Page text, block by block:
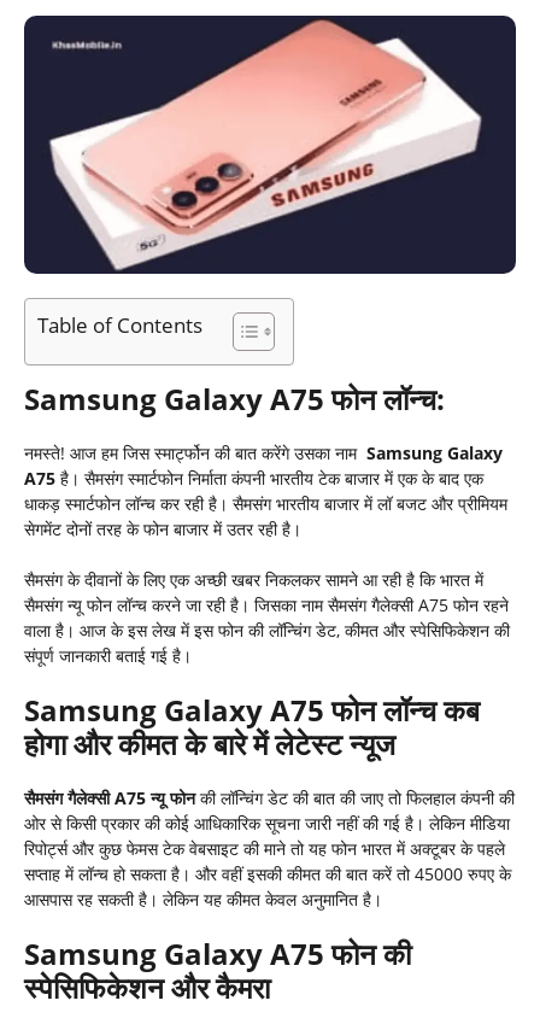
Table of Contents
Samsung Galaxy A75 फोन लॉन्च:
नमस्ते! आज हम जिस स्मार्ट्फोन की बात करेंगे उसका नाम Samsung Galaxy
A75 है। सैमसंग स्मार्टफोन निर्माता कंपनी भारतीय टेक बाजार में एक के बाद एक
धाकड़ स्मार्टफोन लॉन्च कर रही है। सैमसंग भारतीय बाजार में लॉ बजट और प्रीमियम
सेगमेंट दोनों तरह के फोन बाजार में उतर रही है।
सैमसंग के दीवानों के लिए एक अच्छी खबर निकलकर सामने आ रही है कि भारत में
सैमसंग न्यू फोन लॉन्च करने जा रही है। जिसका नाम सैमसंग गैलेक्सी A75 फोन रहने
वाला है। आज के इस लेख में इस फोन की लॉन्चिंग डेट, कीमत और स्पेसिफिकेशन की
संपूर्ण जानकारी बताई गई है।
Samsung Galaxy A75 फोन लॉन्च कब
होगा और कीमत के बारे में लेटेस्ट न्यूज
सैमसंग गैलेक्सी A75 न्यू फोनकी लॉन्चिंग डेट की बात की जाए तो फिलहाल कंपनी की
ओर से किसी प्रकार की कोई आधिकारिक सूचना जारी नहीं की गई है। लेकिन मीडिया
रिपोर्ट्स और कुछ फेमस टेक वेबसाइट की माने तो यह फोन भारत में अक्टूबर के पहले
सप्ताह में लॉन्च हो सकता है। और वहीं इसकी कीमत की बात करें तो 45000 रुपए के
आसपास रह सकती है। लेकिन यह कीमत केवल अनुमानित है।
Samsung Galaxy A75 फोन की
स्पेसिफिकेशन और कैमरा